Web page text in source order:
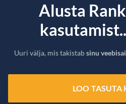
Alusta
Uuri välja, mis takistabsinu
LOO TASUTA